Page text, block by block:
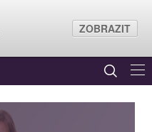
ZOBRAZIT